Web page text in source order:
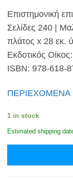
Επιστημονική
Σελίδες 240 |
πλάτος x 28 εκ.
Εκδοτικός
ISBN: 978-618-
ΠΕΡΙΕΧΟΜΕΝΑ
1 in stock
Estimated shipping